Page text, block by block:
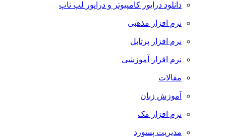
دانلود درایور کامپیوتر و درایور لپ تاپ
نرم افزار مذهبی
نرم افزار پرتابل
نرم افزار آموزشی
مقالات
آموزش زبان
نرم افزار مک
مدیریت پسورد